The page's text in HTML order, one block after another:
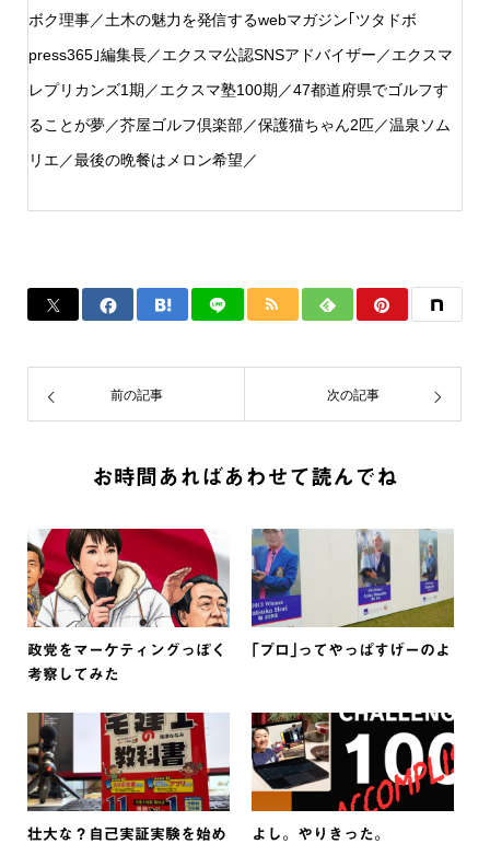
ボク理事／土木の魅力を発信するwebマガジン｢ツタドボ
press365｣編集長／エクスマ公認SNSアドバイザー／エクスマ
レプリカンズ1期／エクスマ塾100期／47都道府県でゴルフす
ることが夢／芥屋ゴルフ倶楽部／保護猫ちゃん2匹／温泉ソム
リエ／最後の晩餐はメロン希望／
前の記事 次の記事
お時間あればあわせて読んでね
政党をマーケティングっぽく
考察してみた
｢プロ｣ってやっぱすげーのよ
壮大な？自己実証実験を始め
よし。やりきった。